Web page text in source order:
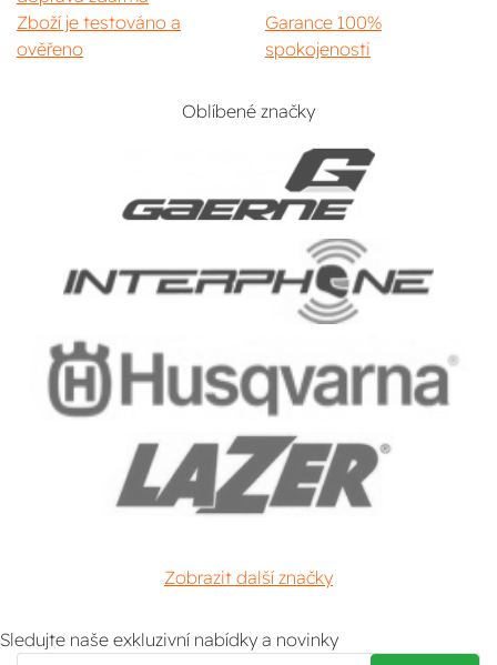
Zboží je testováno a
ověřeno
Garance 100%
spokojenosti
Oblíbené značky
Zobrazit další značky
Sledujte naše exkluzivní nabídky a novinky